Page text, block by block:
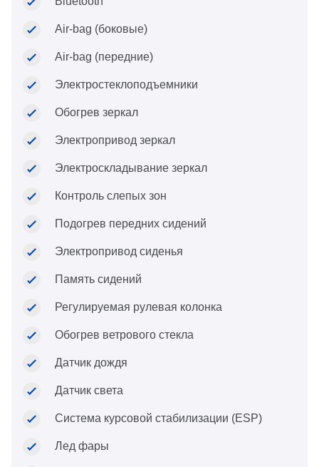
Air-bag (боковые)
Air-bag (передние)
Электростеклоподъемники
Обогрев зеркал
Электропривод зеркал
Электроскладывание зеркал
Контроль слепых зон
Подогрев передних сидений
Электропривод сиденья
Память сидений
Регулируемая рулевая колонка
Обогрев ветрового стекла
Датчик дождя
Датчик света
Система курсовой стабилизации (ESP)
Лед фары